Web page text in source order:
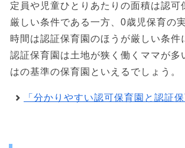
定員や児童ひとりあたりの面積は認可
厳しい条件である一方、0歳児保育の
時間は認証保育園のほうが厳しい条件
認証保育園は土地が狭く働くママが多
はの基準の保育園といえるでしょう。
「分かりやすい認可保育園と認証